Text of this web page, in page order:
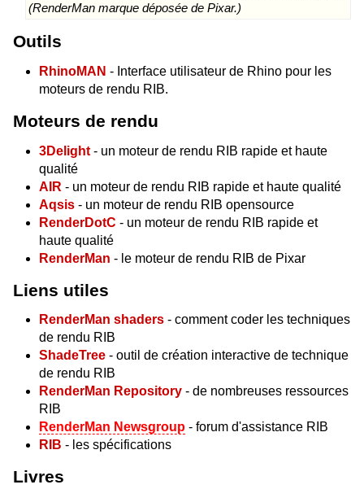
(RenderMan marque déposée de Pixar.)
Outils
RhinoMAN - Interface utilisateur de Rhino pour les
moteurs de rendu RIB.
Moteurs de rendu
3Delight - un moteur de rendu RIB rapide et haute
qualité
AIR - un moteur de rendu RIB rapide et haute qualité
Aqsis - un moteur de rendu RIB opensource
RenderDotC - un moteur de rendu RIB rapide et
haute qualité
RenderMan - le moteur de rendu RIB de Pixar
Liens utiles
RenderMan shaders - comment coder les techniques
de rendu RIB
ShadeTree - outil de création interactive de technique
de rendu RIB
RenderMan Repository - de nombreuses ressources
RIB
RenderMan Newsgroup - forum d'assistance RIB
RIB - les spécifications
Livres